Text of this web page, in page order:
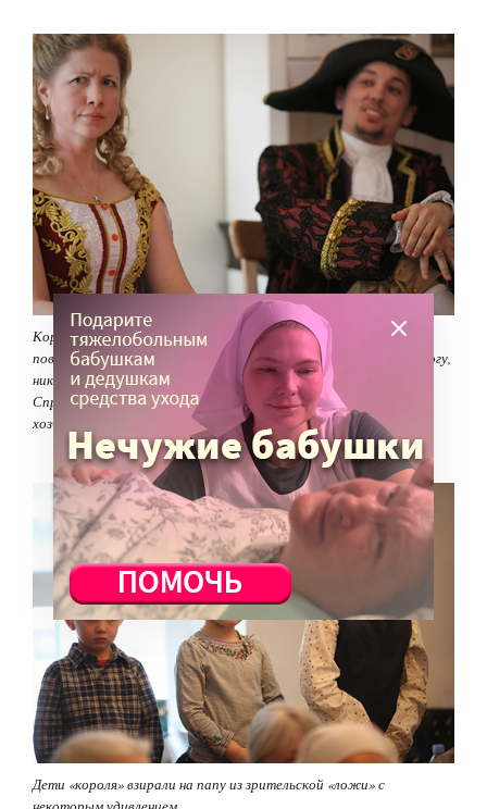
Королева (слева) (Светлана Арбузова, сестра) по поводу и без
повода мимоходом повелевала «отрубите ему голову». Слава Богу,
никто и не собирался исполнять ее сердитых распоряжений.
Справа — король (Константин Кантемиров, дежурный по
хозчасти в богадельне)
Дети «короля» взирали на папу из зрительской «ложи» с